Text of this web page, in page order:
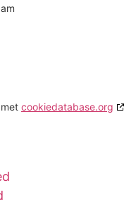
cookiedatabase.org